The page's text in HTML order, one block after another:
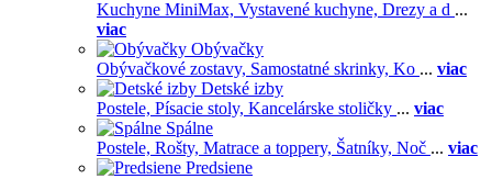
Kuchyne MiniMax, Vystavené kuchyne, Drezy a d ...
viac
Obývačky
Obývačkové zostavy, Samostatné skrinky, Ko ... viac
Detské izby
Postele, Písacie stoly, Kancelárske stoličky ... viac
Spálne
Postele, Rošty, Matrace a toppery, Šatníky, Noč ... viac
Predsiene